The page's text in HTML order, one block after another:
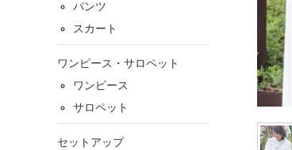
パンツ
スカート
ワンピース・サロペット
ワンピース
サロペット
セットアップ